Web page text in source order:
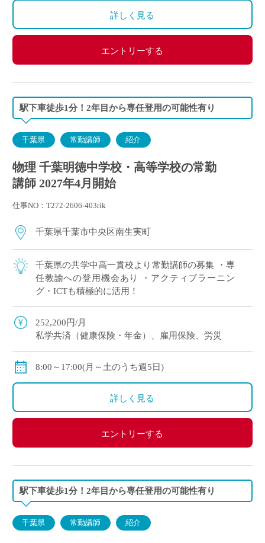
詳しく見る
エントリーする
駅下車徒歩1分！2年目から専任登用の可能性有り
千葉県 常勤講師 紹介
物理 千葉明徳中学校・高等学校の常勤
講師 2027年4月開始
仕事NO：T272-2606-403rik
千葉県千葉市中央区南生実町
千葉県の共学中高一貫校より常勤講師の募集 ・専
任教諭への登用機会あり ・アクティブラーニン
グ・ICTも積極的に活用！
252,200円/月
私学共済（健康保険・年金）、雇用保険、労災
8:00～17:00(月～土のうち週5日)
詳しく見る
エントリーする
駅下車徒歩1分！2年目から専任登用の可能性有り
千葉県 常勤講師 紹介